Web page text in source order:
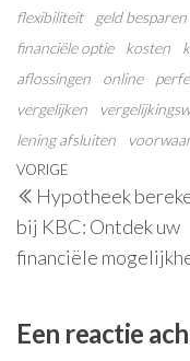
flexibiliteit
geld besparen
financiële optie
kosten
aflossingen
online
vergelijken
lening afsluiten
Vorig
bericht
VORIGE
Hypotheek
bij KBC: Ontdek uw
financiële
Een reactie